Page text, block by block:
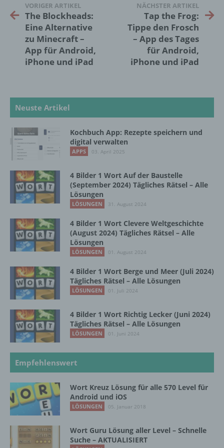
VORIGER ARTIKEL
The Blockheads:
Eine Alternative
zu Minecraft –
App für Android,
iPhone und iPad
NÄCHSTER ARTIKEL
Tap the Frog:
Tippe den Frosch
– App des Tages
für Android,
iPhone und iPad
Neuste Artikel
Kochbuch App: Rezepte speichern und
digital verwalten
APPS 03. April 2025
4 Bilder 1 Wort Auf der Baustelle
(September 2024) Tägliches Rätsel – Alle
Lösungen
LÖSUNGEN 31. August 2024
4 Bilder 1 Wort Clevere Weltgeschichte
(August 2024) Tägliches Rätsel – Alle
Lösungen
LÖSUNGEN 01. August 2024
4 Bilder 1 Wort Berge und Meer (Juli 2024)
Tägliches Rätsel – Alle Lösungen
LÖSUNGEN 01. Juli 2024
4 Bilder 1 Wort Richtig Lecker (Juni 2024)
Tägliches Rätsel – Alle Lösungen
LÖSUNGEN 01. Juni 2024
Empfehlenswert
Wort Kreuz Lösung für alle 570 Level für
Android und iOS
LÖSUNGEN 05. Januar 2018
Wort Guru Lösung aller Level – Schnelle
Suche – AKTUALISIERT
Lage, Gesundheit, persönlicher Vorlieben,
Interessen, Zuverlässigkeit, Verhalten,
Aufenthaltsort oder Ortswechsel dieser
natürlichen Person zu analysieren oder
vorherzusagen.
Pseudonymisierung ist die Verarbeitung
personenbezogener Daten in einer Weise,
ohne Hinzuziehung zusätzlicher
Informationen nicht mehr einer spezifischen
betroffenen Person zugeordnet werden
Informationen gesondert aufbewahrt werden
und technischen und organisatorischen
Maßnahmen unterliegen, die gewährleisten,
dass die personenbezogenen Daten nicht
natürlichen Person zugewiesen werden.
Verantwortlicher
Verantwortlicher oder für die Verarbeitung
Verantwortlicher ist die natürliche oder
juristische Person, Behörde, Einrichtung
oder andere Stelle, die allein oder
gemeinsam mit anderen über die Zwecke
und Mittel der Verarbeitung von
personenbezogenen Daten entscheidet.
Sind die Zwecke und Mittel dieser
Verarbeitung durch das Unionsrecht oder
das Recht der Mitgliedstaaten vorgegeben,
so kann der Verantwortliche
beziehungsweise können die bestimmten
Kriterien seiner Benennung nach dem
Mitgliedstaaten vorgesehen werden.